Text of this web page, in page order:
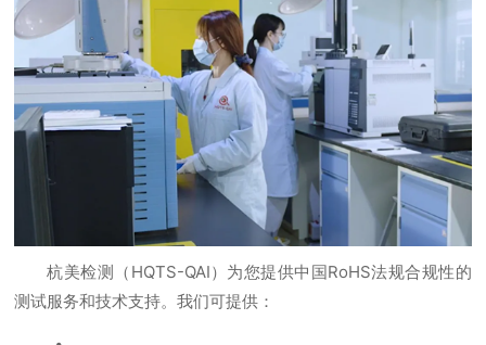
杭美检测（HQTS-QAI）为您提供中国RoHS法规合规性的
测试服务和技术支持。我们可提供：